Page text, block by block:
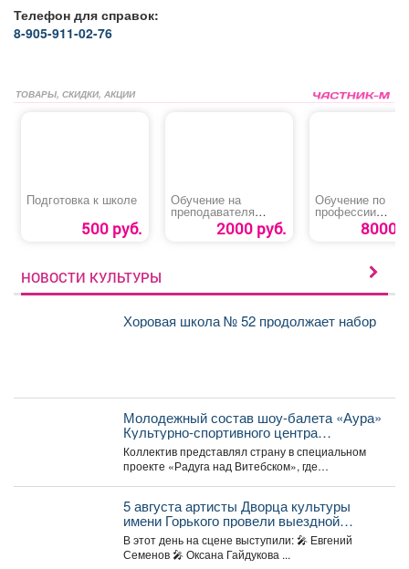
Телефон для справок:
8-905-911-02-76
ТОВАРЫ, СКИДКИ, АКЦИИ
Подготовка к школе
500 руб.
Обучение на
преподавателя
первой помощи
пострадавшим2000 руб.
Обучение по
профессии
«Контролер-
8000
НОВОСТИ КУЛЬТУРЫ
Хоровая школа № 52 продолжает набор
Молодежный состав шоу-балета «Аура»
Культурно-спортивного центра
металлургов победил в международном
конкурсе «Славянский базар» в
Витебске.
Коллектив представлял страну в специальном
проекте «Радуга над Витебском», где
5 августа артисты Дворца культуры
имени Горького провели выездной
концерт в реабилитационном центре
«Топаз».
В этот день на сцене выступили: 🎤 Евгений
Семенов 🎤 Оксана Гайдукова ...